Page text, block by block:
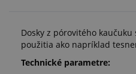
Dosky z pórovitého
použitia ako napríklad
Technické parametre: